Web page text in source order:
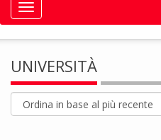
Toggle
navigation
UNIVERSITÀ